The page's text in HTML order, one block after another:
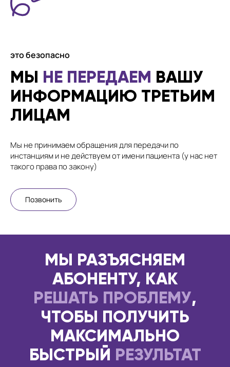
это безопасно
МЫ НЕ ПЕРЕДАЕМ ВАШУ
ИНФОРМАЦИЮ ТРЕТЬИМ
ЛИЦАМ
Мы не принимаем обращения для передачи по
инстанциям и не действуем от имени пациента (у нас нет
такого права по закону)
Позвонить
МЫ РАЗЪЯСНЯЕМ
АБОНЕНТУ, КАК
РЕШАТЬ ПРОБЛЕМУ,
ЧТОБЫ ПОЛУЧИТЬ
МАКСИМАЛЬНО
БЫСТРЫЙ РЕЗУЛЬТАТ